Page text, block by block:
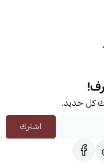
كل جديد.
اشترك